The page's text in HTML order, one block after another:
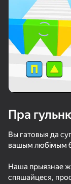
50+ лепшых
нават тыя, хто
Аура Шлепка
84
Пра
Вы гатовыя да
вашым любімым
Наша прыязнае
спяшайцеся,